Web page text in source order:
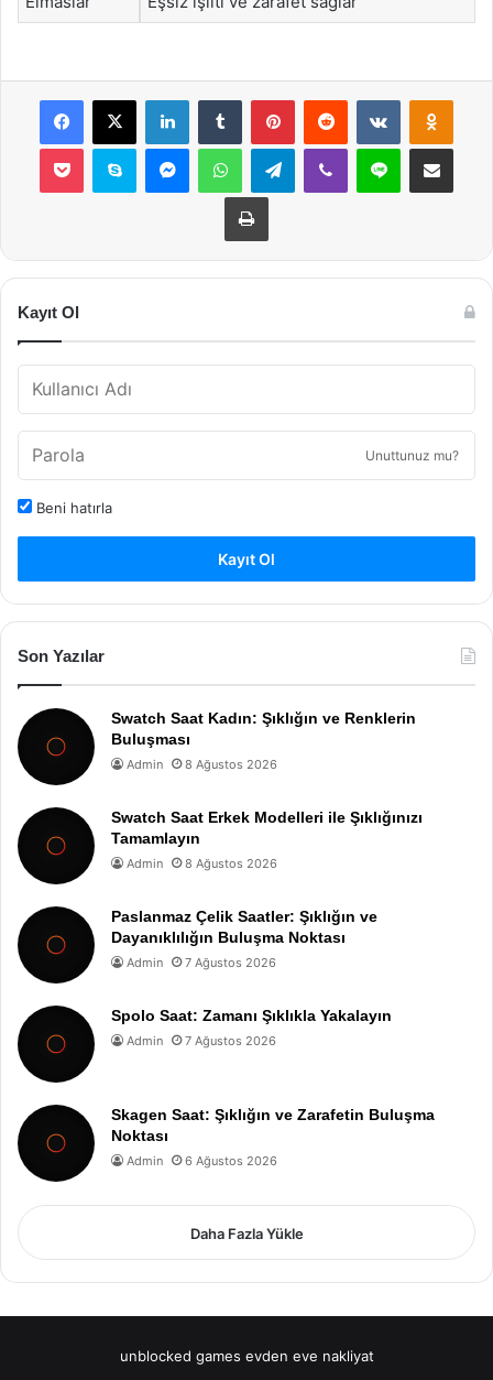
Facebook
X LinkedInTumblr PinterestReddit VKontakte
Pocket Skype MessengerWhatsAppTelegramViber Line E-Posta ile
Yazdır
Kayıt Ol
Unuttunuz mu?
Beni hatırla
Kayıt Ol
Son Yazılar
Swatch Saat Kadın: Şıklığın ve Renklerin
Buluşması
Admin 8 Ağustos 2026
Swatch Saat Erkek Modelleri ile Şıklığınızı
Tamamlayın
Admin 8 Ağustos 2026
Paslanmaz Çelik Saatler: Şıklığın ve
Dayanıklılığın Buluşma Noktası
Admin 7 Ağustos 2026
Spolo Saat: Zamanı Şıklıkla Yakalayın
Admin 7 Ağustos 2026
Skagen Saat: Şıklığın ve Zarafetin Buluşma
Noktası
Admin 6 Ağustos 2026
Daha Fazla Yükle
unblocked games evden eve nakliyat